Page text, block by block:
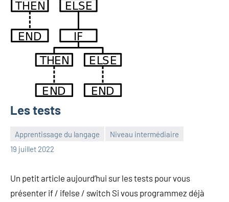
Les tests
Apprentissage du langage
Niveau intermédiaire
19 juillet 2022
Frédéric
Aucun
Un petit article aujourd’hui sur les tests pour vous
présenter if / ifelse / switch Si vous programmez déjà